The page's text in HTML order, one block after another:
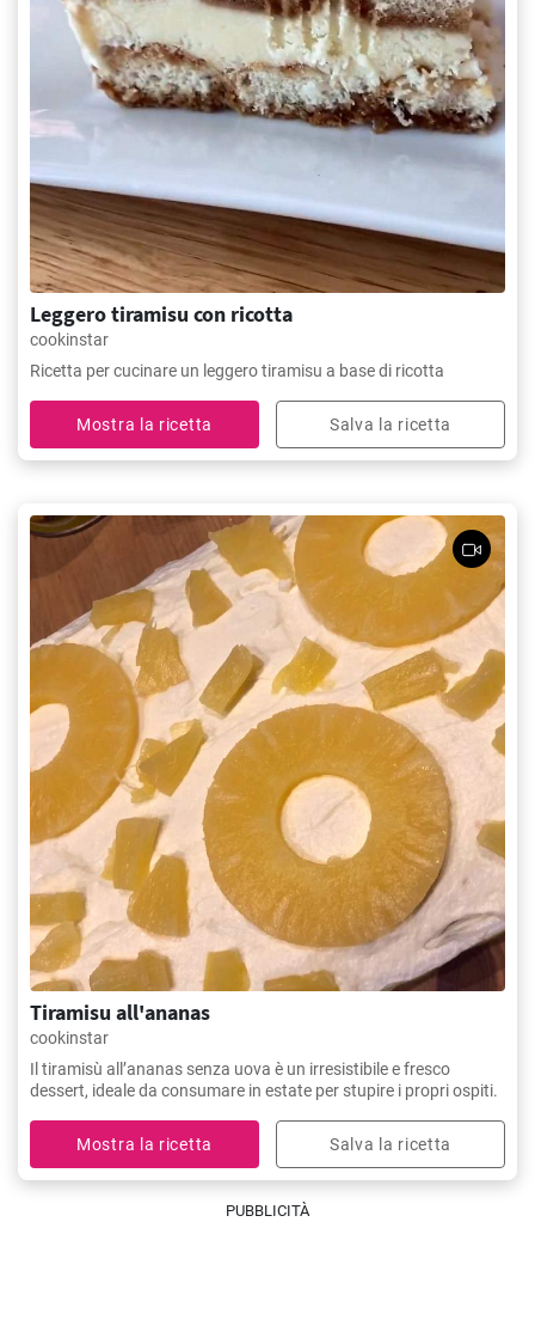
Leggero tiramisu con ricotta
cookinstar
Ricetta per cucinare un leggero tiramisu a base di ricotta
Mostra la ricetta Salva la ricetta
Tiramisu all'ananas
cookinstar
Il tiramisù all’ananas senza uova è un irresistibile e fresco
dessert, ideale da consumare in estate per stupire i propri ospiti.
Mostra la ricetta Salva la ricetta
PUBBLICITÀ